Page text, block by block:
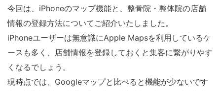
今回は、iPhoneのマップ機能と、整骨院・整体院の店舗
情報の登録方法についてご紹介いたしました。
iPhoneユーザーは無意識にApple Mapsを利用しているケ
ースも多く、店舗情報を登録しておくと集客に繋がりやす
くなるでしょう。
現時点では、Googleマップと比べると機能が少ないです